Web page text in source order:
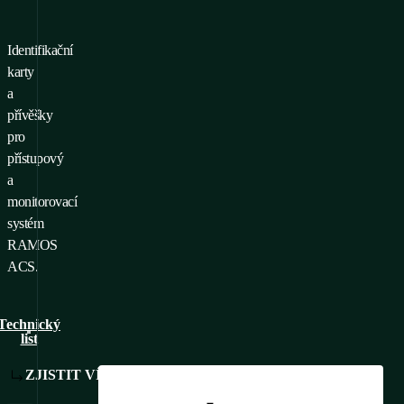
Identifikační
karty
a
přívěšky
pro
přístupový
a
monitorovací
systém
RAMOS
ACS.
list
ZJISTIT VÍCE
přidání produktu do
je nutné se
registrovat